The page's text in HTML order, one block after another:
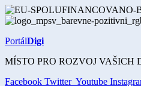
Přejít
k
PortálDigi
MÍSTO PRO ROZVOJ
Facebook Twitter Youtube